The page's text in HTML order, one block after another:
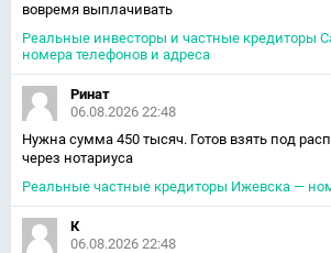
вовремя выплачивать
Реальные инвесторы и частные кредиторы
номера телефонов и адреса
Ринат
06.08.2026 22:48
Нужна сумма 450 тысяч. Готов взять под
через нотариуса
Реальные частные кредиторы Ижевска —
К
06.08.2026 22:48